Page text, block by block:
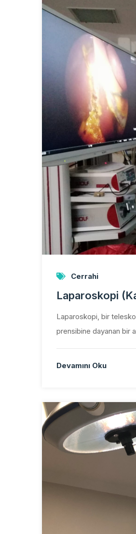
Cerrahi
Laparoskopi
Laparoskopi, bir
prensibine dayanan bir
Devamını Oku